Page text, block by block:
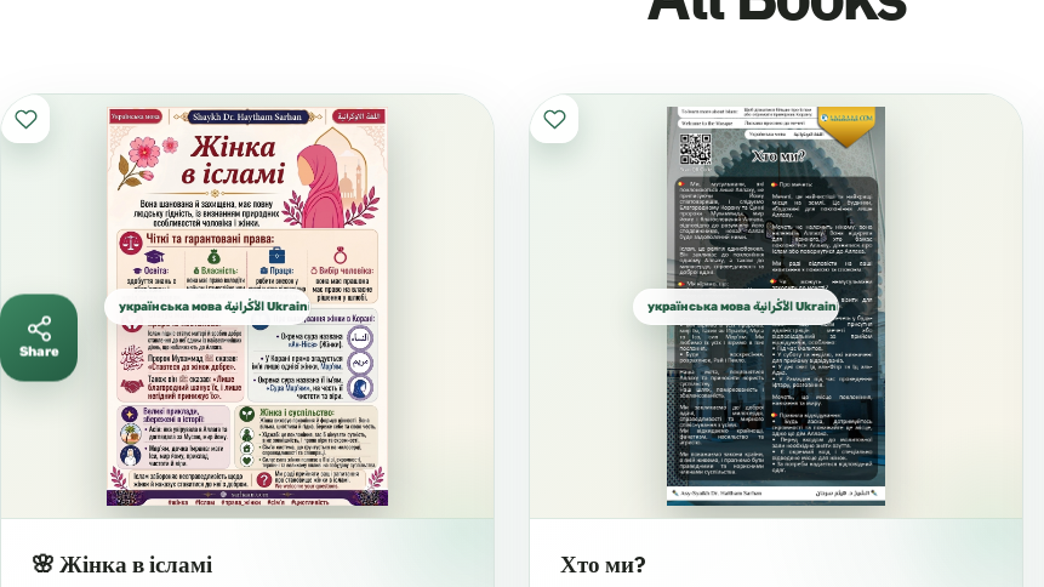
українська мова الأُكْرانية Ukrainian الأوكرانية
🌸 Жінка в ісламі
українська мова الأُكْرانية Ukrainian الأوكرانية
Хто ми?
Share